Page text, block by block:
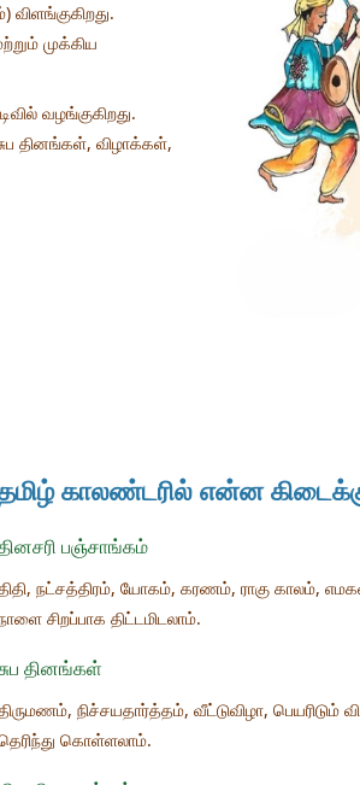
முக்கிய
வழங்குகிறது.
தினங்கள், விழாக்கள்,
காலண்டரில் என்ன
பஞ்சாங்கம்
நட்சத்திரம், யோகம், கரணம், ராகு காலம்,
சிறப்பாக திட்டமிடலாம்.
தினங்கள்
நிச்சயதார்த்தம், வீட்டுவிழா, பெயரிடும்
கொள்ளலாம்.